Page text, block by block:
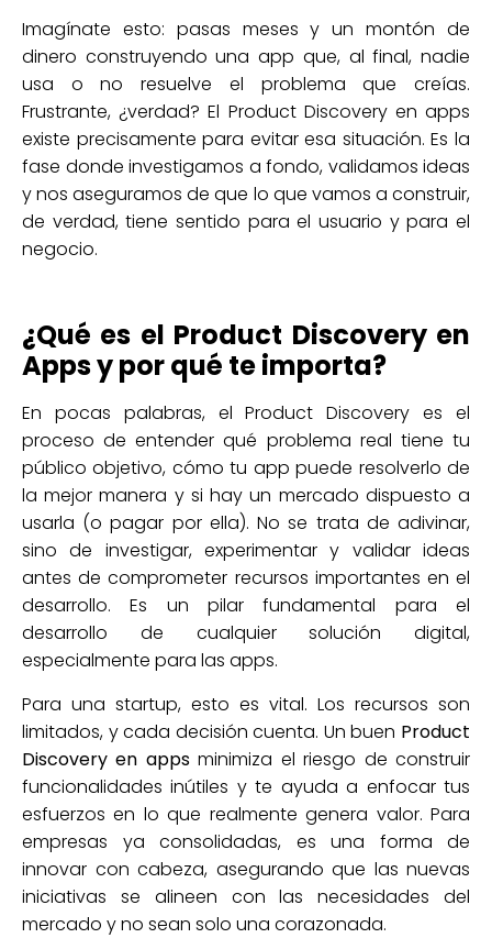
Imagínate esto: pasas meses y un montón de
dinero construyendo una app que, al final, nadie
usa o no resuelve el problema que creías.
Frustrante, ¿verdad? El Product Discovery en apps
existe precisamente para evitar esa situación. Es la
fase donde investigamos a fondo, validamos ideas
y nos aseguramos de que lo que vamos a construir,
de verdad, tiene sentido para el usuario y para el
negocio.
¿Qué es el Product Discovery en
Apps y por qué te importa?
En pocas palabras, el Product Discovery es el
proceso de entender qué problema real tiene tu
público objetivo, cómo tu app puede resolverlo de
la mejor manera y si hay un mercado dispuesto a
usarla (o pagar por ella). No se trata de adivinar,
sino de investigar, experimentar y validar ideas
antes de comprometer recursos importantes en el
desarrollo. Es un pilar fundamental para el
desarrollo de cualquier solución digital,
especialmente para las apps.
Para una startup, esto es vital. Los recursos son
limitados, y cada decisión cuenta. Un buen Product
Discovery en appsminimiza el riesgo de construir
funcionalidades inútiles y te ayuda a enfocar tus
esfuerzos en lo que realmente genera valor. Para
empresas ya consolidadas, es una forma de
innovar con cabeza, asegurando que las nuevas
iniciativas se alineen con las necesidades del
mercado y no sean solo una corazonada.